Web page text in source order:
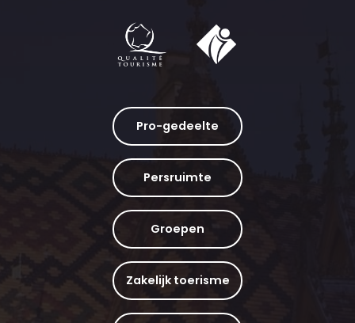
Pro-gedeelte
Persruimte
Groepen
Zakelijk toerisme